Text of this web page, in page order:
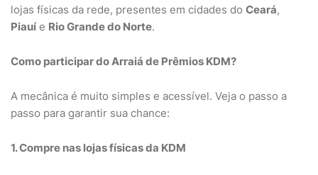
lojas físicas da rede, presentes em cidades do Ceará,
Piauí e Rio Grande do Norte.
Como participar do Arraiá de Prêmios KDM?
A mecânica é muito simples e acessível. Veja o passo a
passo para garantir sua chance:
1. Compre nas lojas físicas da KDM